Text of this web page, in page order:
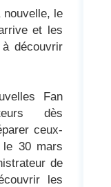
nouvelle, le
et les
découvrir
Fan
dès
ceux-
30 mars
de
les